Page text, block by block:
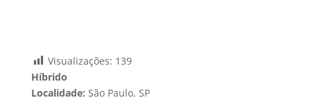
Visualizações: 139
Híbrido
Localidade: São Paulo, SP